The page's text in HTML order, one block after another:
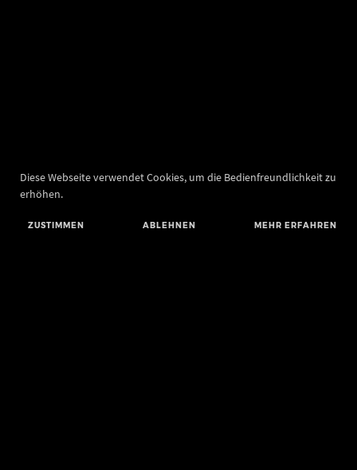
Diese Webseite verwendet Cookies, um die Bedienfreundlichkeit zu
erhöhen.
ZUSTIMMEN ABLEHNEN MEHR ERFAHREN